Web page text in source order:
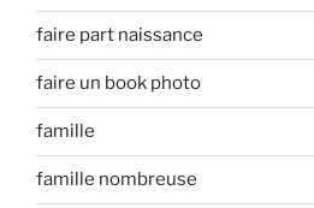
faire part naissance
faire un book photo
famille
famille nombreuse